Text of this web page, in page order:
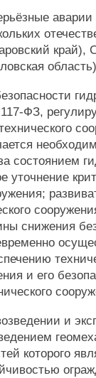
край),
ФЗ,
состоянием
уточнение
снижения
и его
и
которого